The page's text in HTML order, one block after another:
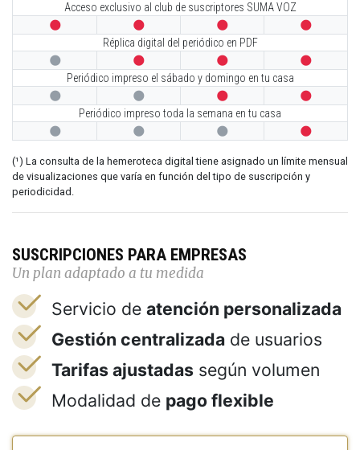
Acceso exclusivo al club de suscriptores SUMA VOZ
   
Réplica digital del periódico en PDF
   
Periódico impreso el sábado y domingo en tu casa
   
Periódico impreso toda la semana en tu casa
   
(¹) La consulta de la hemeroteca digital tiene asignado un límite mensual
de visualizaciones que varía en función del tipo de suscripción y
periodicidad.
SUSCRIPCIONES PARA EMPRESAS
Un plan adaptado a tu medida
Servicio de atención personalizada
Gestión centralizada de usuarios
Tarifas ajustadas según volumen
Modalidad de pago flexible